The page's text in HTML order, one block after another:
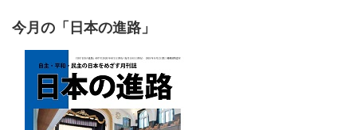
今月の「日本の進路」